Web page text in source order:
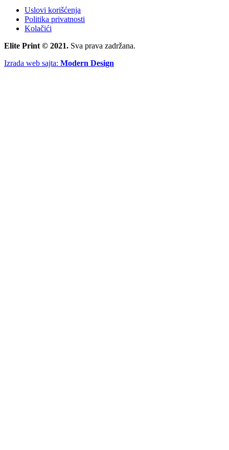
Uslovi korišćenja
Politika privatnosti
Kolačići
Elite Print © 2021. Sva prava zadržana.
Izrada web sajta: Modern Design